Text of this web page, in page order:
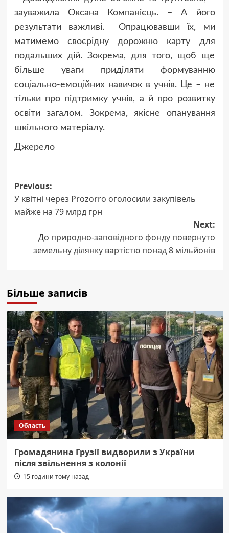
зауважила Оксана Компанієць. – А його
результати важливі. Опрацювавши їх, ми
матимемо своєрідну дорожню карту для
подальших дій. Зокрема, для того, щоб ще
більше уваги приділяти формуванню
соціально-емоційних навичок в учнів. Це – не
тільки про підтримку учнів, а й про розвитку
освіти загалом. Зокрема, якісне опанування
шкільного матеріалу.
Джерело
Post
navigation
Previous:
У квітні через Prozorro оголосили закупівель
майже на 79 млрд грн
Next:
До природно-заповідного фонду повернуто
земельну ділянку вартістю понад 8 мільйонів
Більше записів
Область
Громадянина Грузії видворили з України
після звільнення з колонії
15 години тому назад